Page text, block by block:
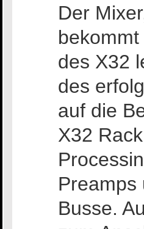
Der
des X32
des
auf die
X32
Preamps
Busse.